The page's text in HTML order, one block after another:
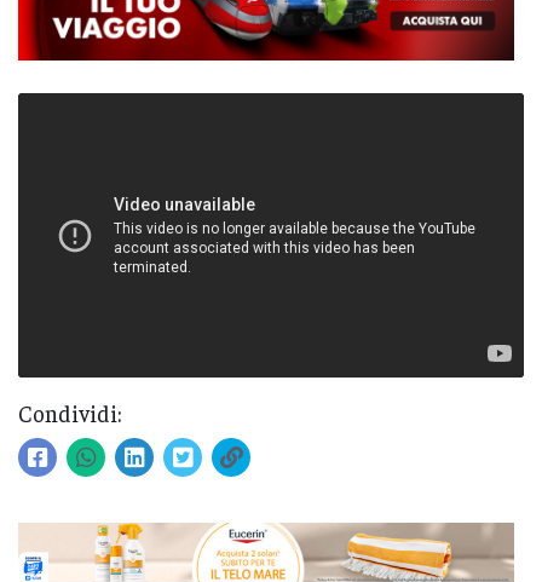
Condividi: